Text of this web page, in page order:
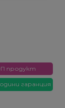
продукт
гаранция